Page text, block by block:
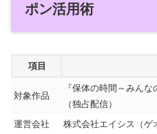
ポン活用術
項目
対象作品
『保体の時間～みん
（独占配信）
運営会社
株式会社エイシス（ゲ